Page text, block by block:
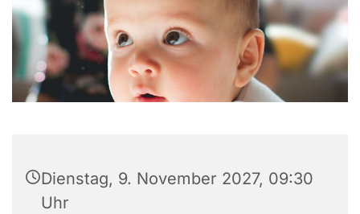
Dienstag, 9. November 2027, 09:30
Uhr